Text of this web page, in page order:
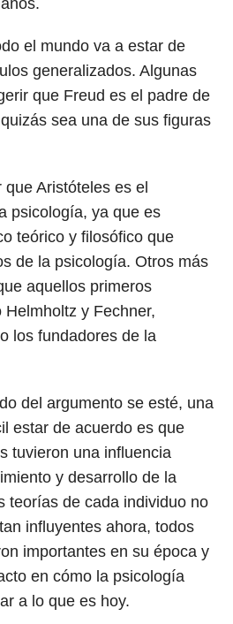
el mundo va a estar de
generalizados. Algunas
que Freud es el padre de
sea una de sus figuras
Aristóteles es el
psicología, ya que es
teórico y filosófico que
de la psicología. Otros más
aquellos primeros
y Fechner,
los fundadores de la
del argumento se esté, una
estar de acuerdo es que
tuvieron una influencia
y desarrollo de la
teorías de cada individuo no
influyentes ahora, todos
importantes en su época y
en cómo la psicología
a lo que es hoy.